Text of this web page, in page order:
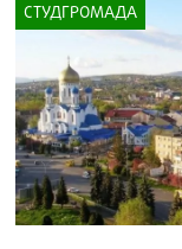
СТУДГРОМАДА